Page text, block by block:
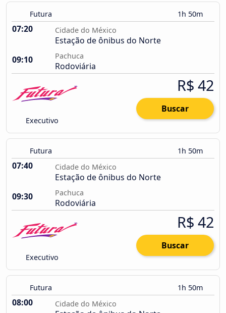
Futura 1h 50m
07:20 Cidade do México
Estação de ônibus do Norte
09:10
Pachuca
Rodoviária
Executivo
R$ 42
Buscar
Futura 1h 50m
07:40 Cidade do México
Estação de ônibus do Norte
09:30
Pachuca
Rodoviária
Executivo
R$ 42
Buscar
Futura 1h 50m
08:00 Cidade do México